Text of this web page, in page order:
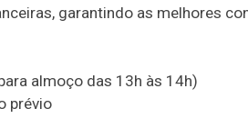
garantindo as melhores
almoço das 13h às 14h)
prévio